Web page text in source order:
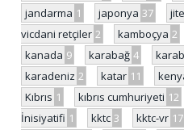
jandarma 1 japonya 37
vicdani retçiler 2 kamboçya 2
kanada 9 karabağ 4
karadeniz 2 katar 11
Kıbrıs 1 kıbrıs cumhuriyeti 12
İnisiyatifi 1 kktc 3 kktc-vr